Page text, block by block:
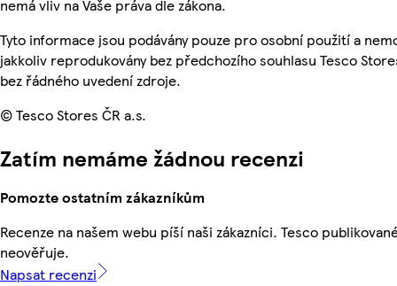
nemá vliv na Vaše práva dle zákona.
Tyto informace jsou podávány pouze pro osobní použití a
jakkoliv reprodukovány bez předchozího souhlasu Tesco
bez řádného uvedení zdroje.
© Tesco Stores ČR a.s.
Zatím nemáme žádnou recenzi
Pomozte ostatním zákazníkům
Recenze na našem webu píší naši zákazníci. Tesco
neověřuje.
Napsat recenzi